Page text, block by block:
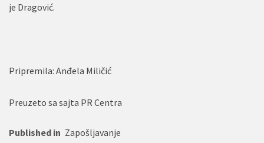
je Dragović.
Pripremila: Anđela Miličić
Preuzeto sa sajta PR Centra
Published in Zapošljavanje